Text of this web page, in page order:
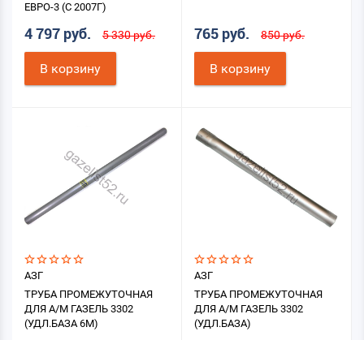
ЕВРО-3 (С 2007Г)
4 797 руб. 5 330 руб.
В корзину
765 руб. 850 руб.
В корзину
АЗГ
ТРУБА ПРОМЕЖУТОЧНАЯ
ДЛЯ А/М ГАЗЕЛЬ 3302
(УДЛ.БАЗА 6М)
АЗГ
ТРУБА ПРОМЕЖУТОЧНАЯ
ДЛЯ А/М ГАЗЕЛЬ 3302
(УДЛ.БАЗА)